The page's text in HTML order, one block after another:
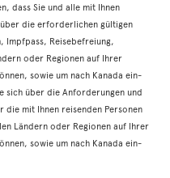
dass Sie und alle mit Ihnen
die erforderlichen gültigen
Impfpass, Reisebefreiung,
oder Regionen auf Ihrer
sowie um nach Kanada ein-
sich über die Anforderungen und
mit Ihnen reisenden Personen
Ländern oder Regionen auf Ihrer
sowie um nach Kanada ein-